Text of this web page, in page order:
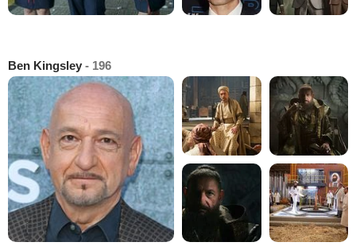
Ben Kingsley - 196